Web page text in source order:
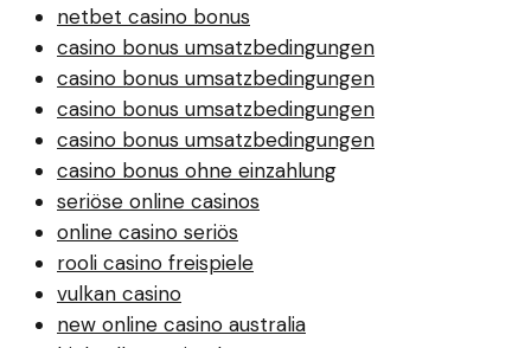
netbet casino bonus
casino bonus umsatzbedingungen
casino bonus umsatzbedingungen
casino bonus umsatzbedingungen
casino bonus umsatzbedingungen
casino bonus ohne einzahlung
seriöse online casinos
online casino seriös
rooli casino freispiele
vulkan casino
new online casino australia